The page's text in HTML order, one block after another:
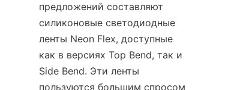
предложений составляют
силиконовые светодиодные
ленты Neon Flex, доступные
как в версиях Top Bend, так и
Side Bend. Эти ленты
пользуются большим спросом